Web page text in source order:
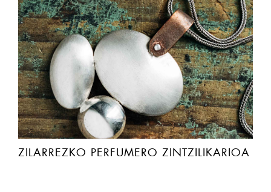
ZILARREZKO PERFUMERO ZINTZILIKARIOA